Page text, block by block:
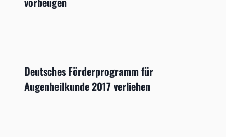
Deutsches Förderprogramm für
Augenheilkunde 2017 verliehen